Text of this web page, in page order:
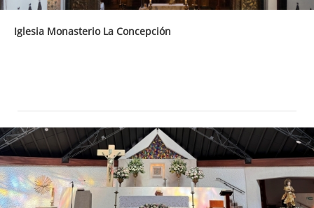
Iglesia Monasterio La Concepción